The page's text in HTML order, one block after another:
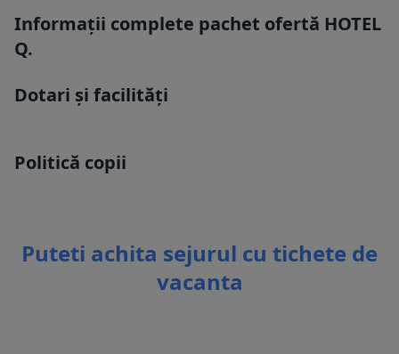
Informații complete pachet ofertă HOTEL
Q.
Dotari și facilități
Politică copii
Puteti achita sejurul cu tichete de
vacanta